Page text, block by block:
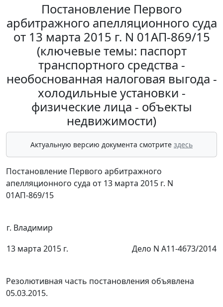
Постановление Первого
арбитражного апелляционного суда
от 13 марта 2015 г. N 01АП-869/15
(ключевые темы: паспорт
транспортного средства -
необоснованная налоговая выгода -
холодильные установки -
физические лица - объекты
недвижимости)
Актуальную версию документа смотрите здесь
Постановление Первого арбитражного
апелляционного суда от 13 марта 2015 г. N
01АП-869/15
г. Владимир
13 марта 2015 г.
Дело N А11-4673/2014
Резолютивная часть постановления объявлена
05.03.2015.